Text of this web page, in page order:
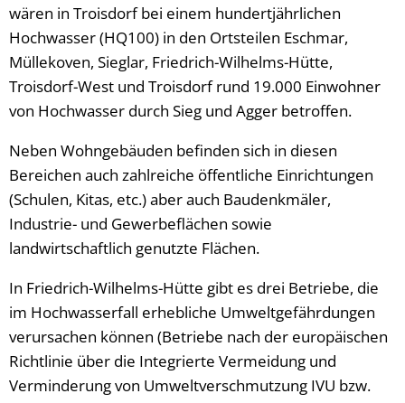
wären in Troisdorf bei einem hundertjährlichen
Hochwasser (HQ100) in den Ortsteilen Eschmar,
Müllekoven, Sieglar, Friedrich-Wilhelms-Hütte,
Troisdorf-West und Troisdorf rund 19.000 Einwohner
von Hochwasser durch Sieg und Agger betroffen.
Neben Wohngebäuden befinden sich in diesen
Bereichen auch zahlreiche öffentliche Einrichtungen
(Schulen, Kitas, etc.) aber auch Baudenkmäler,
Industrie- und Gewerbeflächen sowie
landwirtschaftlich genutzte Flächen.
In Friedrich-Wilhelms-Hütte gibt es drei Betriebe, die
im Hochwasserfall erhebliche Umweltgefährdungen
verursachen können (Betriebe nach der europäischen
Richtlinie über die Integrierte Vermeidung und
Verminderung von Umweltverschmutzung IVU bzw.